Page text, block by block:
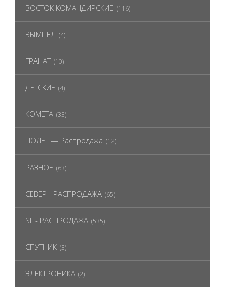
ВОСТОК КОМАНДИРСКИЕ (116)
ВЫМПЕЛ (4)
ГРАНАТ (10)
ДЕТСКИЕ (4)
КОМЕТА (33)
ПОЛЕТ — Распродажа (12)
РАЗНОЕ (63)
СЕВЕР - РАСПРОДАЖА (65)
SL - РАСПРОДАЖА (535)
СПУТНИК (3)
ЭЛЕКТРОНИКА (2)